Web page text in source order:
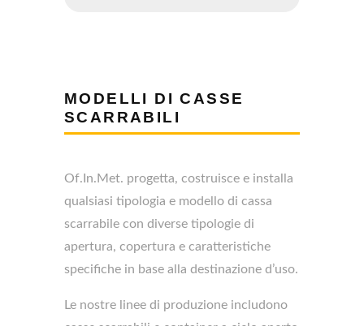
MODELLI DI CASSE
SCARRABILI
Of.In.Met. progetta, costruisce e installa
qualsiasi tipologia e modello di cassa
scarrabile con diverse tipologie di
apertura, copertura e caratteristiche
specifiche in base alla destinazione d’uso.
Le nostre linee di produzione includono